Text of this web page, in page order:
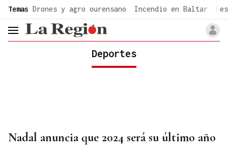
Temas Drones y agro ourensano Incendio en Baltar
header.menu.open
Deportes
Nadal anuncia que 2024 será su último año